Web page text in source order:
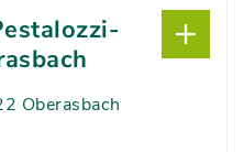
Oberasbach